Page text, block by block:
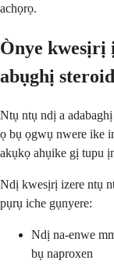
achọrọ.
Ònye kwesịrị
abụghị
Ntụ ntụ ndị a
ọ bụ ọgwụ nwere ike
akụkọ ahụike gị tupu
Ndị kwesịrị izere ntụ
pụrụ iche gụnyere:
Ndị na-enwe
bụ naproxen